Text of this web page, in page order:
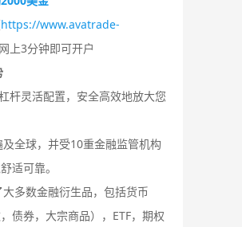
https://www.avatrade-
上3分钟即可开户
杆灵活配置，安全高效地放大您
及全球，并受10重金融监管机构
适可靠。
大多数金融衍生品，包括货币
债券，大宗商品），ETF，期权